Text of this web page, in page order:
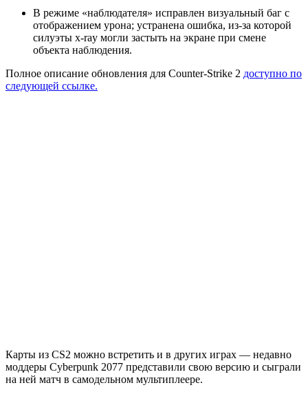
В режиме «наблюдателя» исправлен визуальный баг с
отображением урона; устранена ошибка, из-за которой
силуэты x-ray могли застыть на экране при смене
объекта наблюдения.
Полное описание обновления для Counter-Strike 2 доступно по
следующей ссылке.
Карты из CS2 можно встретить и в других играх — недавно
моддеры Cyberpunk 2077 представили свою версию и сыграли
на ней матч в самодельном мультиплеере.